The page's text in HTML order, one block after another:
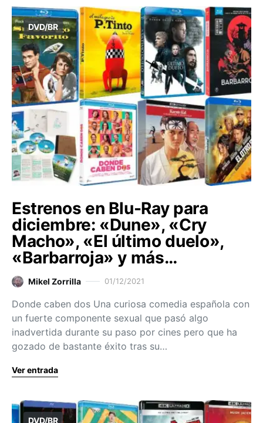
DVD/BR
Estrenos en Blu-Ray para
diciembre: «Dune», «Cry
Macho», «El último duelo»,
«Barbarroja» y más…
Mikel Zorrilla 01/12/2021
Donde caben dos Una curiosa comedia española con
un fuerte componente sexual que pasó algo
inadvertida durante su paso por cines pero que ha
gozado de bastante éxito tras su…
Ver entrada
DVD/BR